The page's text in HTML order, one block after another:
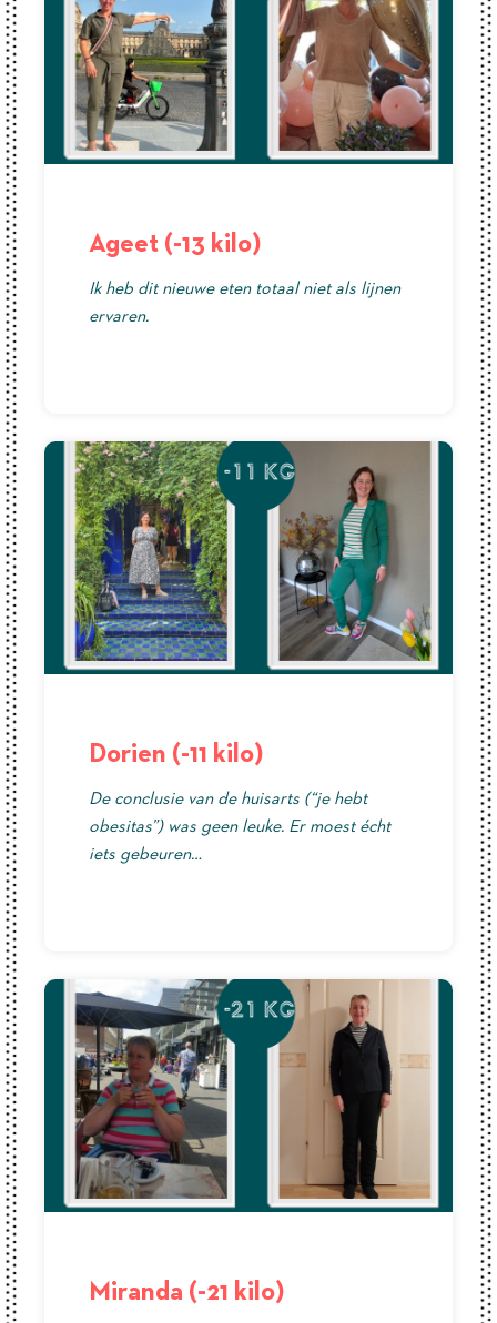
Ageet (-13 kilo)
Ik heb dit nieuwe eten totaal niet als lijnen
ervaren.
Dorien (-11 kilo)
De conclusie van de huisarts (“je hebt
obesitas”) was geen leuke. Er moest écht
iets gebeuren…
Miranda (-21 kilo)